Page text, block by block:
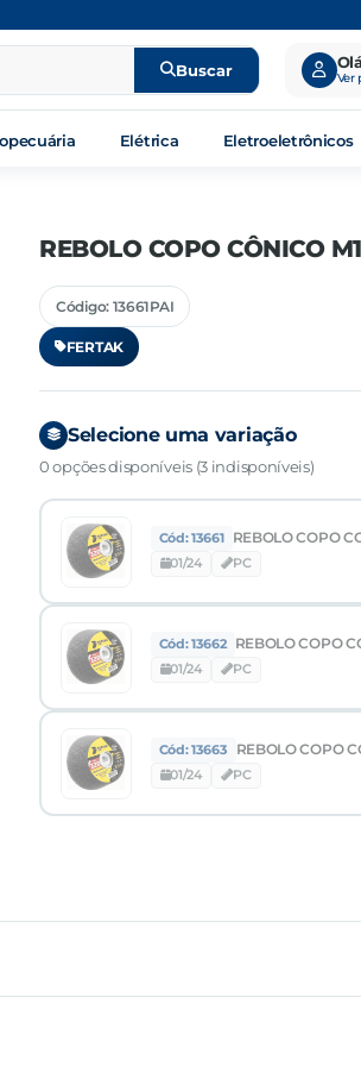
Buscar Ver
Elétrica Eletroeletrônicos
REBOLO COPO CÔNICO
Código: 13661PAI
FERTAK
Selecione uma variação
0 opções disponíveis (3 indisponíveis)
Cód: 13661 REBOLO COPO
01/24 PC
Cód: 13662 REBOLO COPO
01/24 PC
Cód: 13663 REBOLO COPO
01/24 PC
pedras e concretos em geral